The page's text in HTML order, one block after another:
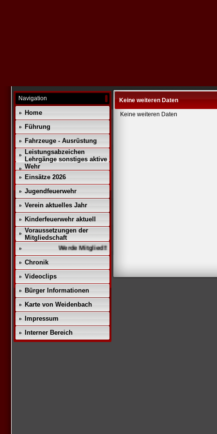
Navigation
Home
Führung
Fahrzeuge - Ausrüstung
Leistungsabzeichen
Lehrgänge sonstiges aktive
Wehr
Einsätze 2026
Jugendfeuerwehr
Verein aktuelles Jahr
Kinderfeuerwehr aktuell
Voraussetzungen der
Mitgliedschaft
Werde Mitglied!!
Chronik
Videoclips
Bürger Informationen
Karte von Weidenbach
Impressum
Interner Bereich
Keine weiteren Daten
Keine weiteren Daten